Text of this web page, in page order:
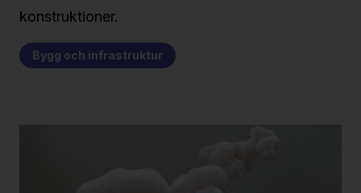
konstruktioner.
Bygg och infrastruktur